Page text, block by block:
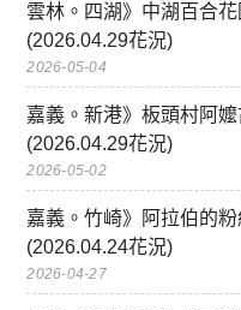
雲林。四湖》中湖百合
(2026.04.29花況)
2026-05-04
嘉義。新港》板頭村阿
(2026.04.29花況)
2026-05-02
嘉義。竹崎》阿拉伯的
(2026.04.24花況)
2026-04-27